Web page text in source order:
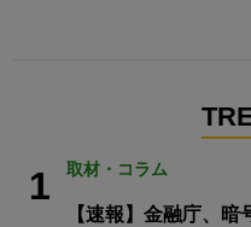
1 取材・コラム
【速報】金融庁、